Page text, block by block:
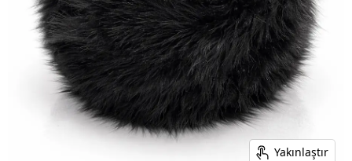
Yakınlaştır